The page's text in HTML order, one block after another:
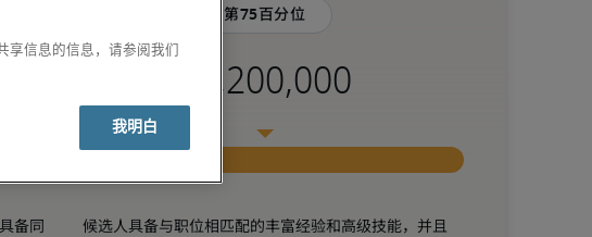
备同
第75百分位
候选人具备与职位相匹配的丰富经验和高级技能，并且
享信息的信息，请参阅我们
我明白